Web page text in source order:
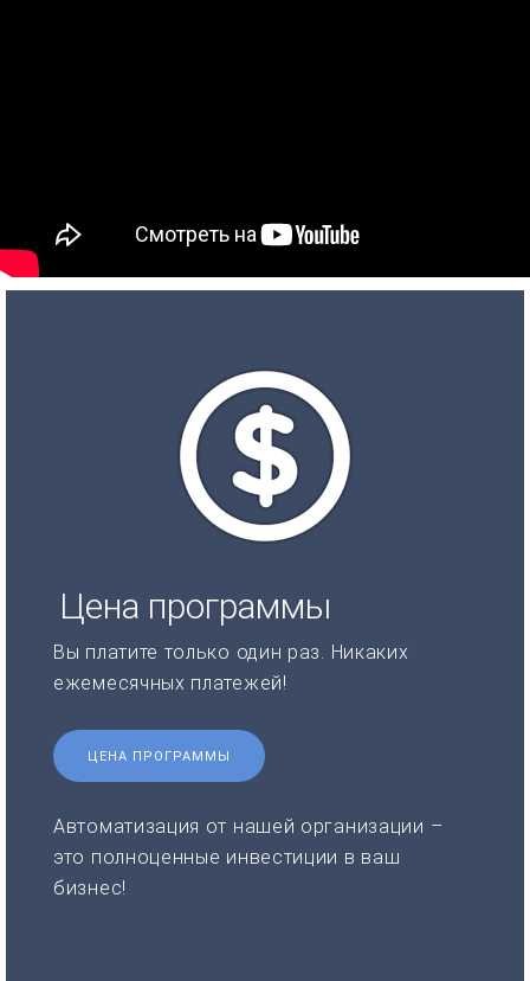
Цена программы
Вы платите только один раз. Никаких
ежемесячных платежей!
ЦЕНА ПРОГРАММЫ
Автоматизация от нашей организации –
это полноценные инвестиции в ваш
бизнес!